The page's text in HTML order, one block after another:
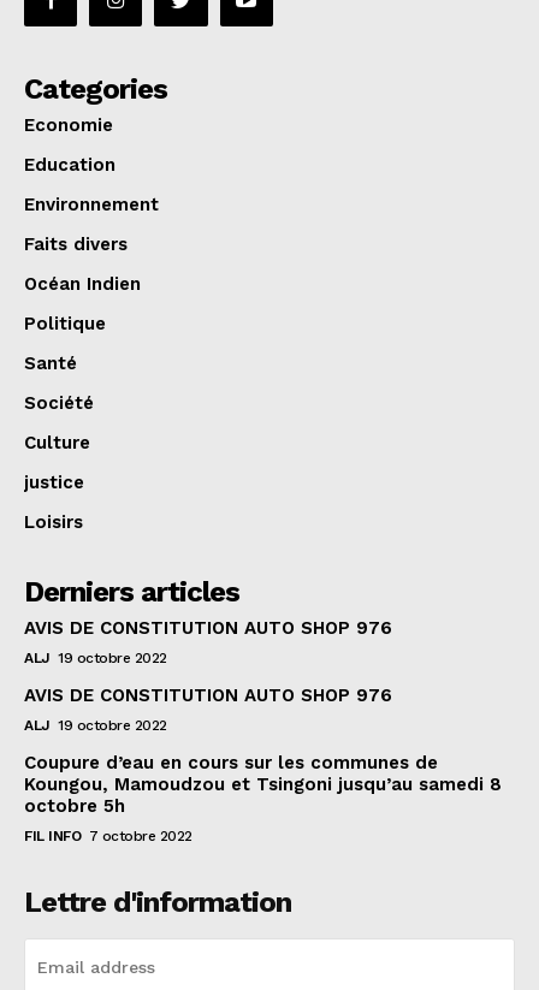
Categories
Economie
Education
Environnement
Faits divers
Océan Indien
Politique
Santé
Société
Culture
justice
Loisirs
Derniers articles
AVIS DE CONSTITUTION AUTO SHOP 976
ALJ 19 octobre 2022
AVIS DE CONSTITUTION AUTO SHOP 976
ALJ 19 octobre 2022
Coupure d’eau en cours sur les communes de
Koungou, Mamoudzou et Tsingoni jusqu’au samedi 8
octobre 5h
FIL INFO 7 octobre 2022
Lettre d'information